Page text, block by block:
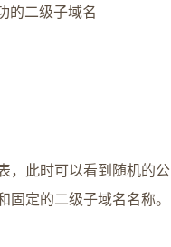
的二级子域名
，此时可以看到随机的
定的二级子域名名称。